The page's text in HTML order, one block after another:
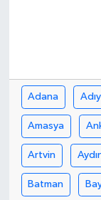
Adana
Amasya
Artvin
Batman
2024